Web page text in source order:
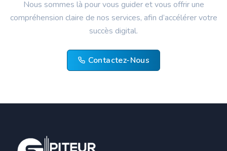
Nous sommes là pour vous guider et vous offrir une
compréhension claire de nos services, afin d’accélérer votre
succès digital.
Contactez-Nous